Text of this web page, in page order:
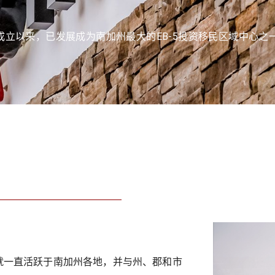
以来，已发展成为南加州最大的EB-5投资移民区域中心之
直活跃于南加州各地，并与州、郡和市